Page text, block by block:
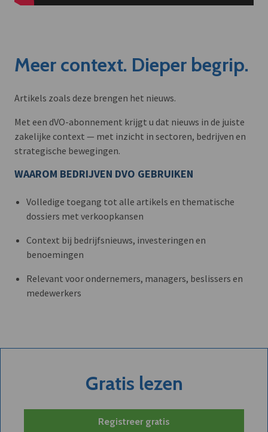
Meer context. Dieper begrip.
Artikels zoals deze brengen het nieuws.
Met een dVO-abonnement krijgt u dat nieuws in de juiste
zakelijke context — met inzicht in sectoren, bedrijven en
strategische bewegingen.
WAAROM BEDRIJVEN DVO GEBRUIKEN
Volledige toegang tot alle artikels en thematische
dossiers met verkoopkansen
Context bij bedrijfsnieuws, investeringen en
benoemingen
Relevant voor ondernemers, managers, beslissers en
medewerkers
Gratis lezen
Registreer gratis